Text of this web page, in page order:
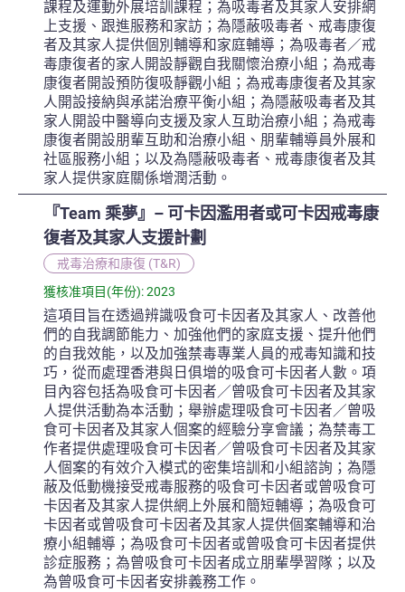
課程及運動外展培訓課程；為吸毒者及其家人安排網
上支援、跟進服務和家訪；為隱蔽吸毒者、戒毒康復
者及其家人提供個別輔導和家庭輔導；為吸毒者／戒
毒康復者的家人開設靜觀自我關懷治療小組；為戒毒
康復者開設預防復吸靜觀小組；為戒毒康復者及其家
人開設接納與承諾治療平衡小組；為隱蔽吸毒者及其
家人開設中醫導向支援及家人互助治療小組；為戒毒
康復者開設朋輩互助和治療小組、朋輩輔導員外展和
社區服務小組；以及為隱蔽吸毒者、戒毒康復者及其
家人提供家庭關係增潤活動。
『Team 乘夢』– 可卡因濫用者或可卡因戒毒康
復者及其家人支援計劃
戒毒治療和康復 (T&R)
獲核准項目(年份): 2023
這項目旨在透過辨識吸食可卡因者及其家人、改善他
們的自我調節能力、加強他們的家庭支援、提升他們
的自我效能，以及加強禁毒專業人員的戒毒知識和技
巧，從而處理香港與日俱增的吸食可卡因者人數。項
目內容包括為吸食可卡因者／曾吸食可卡因者及其家
人提供活動為本活動；舉辦處理吸食可卡因者／曾吸
食可卡因者及其家人個案的經驗分享會議；為禁毒工
作者提供處理吸食可卡因者／曾吸食可卡因者及其家
人個案的有效介入模式的密集培訓和小組諮詢；為隱
蔽及低動機接受戒毒服務的吸食可卡因者或曾吸食可
卡因者及其家人提供網上外展和簡短輔導；為吸食可
卡因者或曾吸食可卡因者及其家人提供個案輔導和治
療小組輔導；為吸食可卡因者或曾吸食可卡因者提供
診症服務；為曾吸食可卡因者成立朋輩學習隊；以及
為曾吸食可卡因者安排義務工作。